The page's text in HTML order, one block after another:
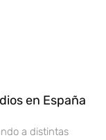
en España
a distintas